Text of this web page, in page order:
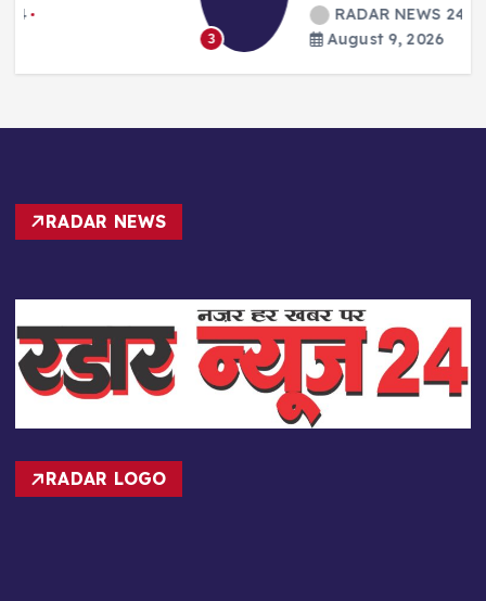
RADAR NEWS 24
August 9, 2026
RADAR NEWS
RADAR LOGO